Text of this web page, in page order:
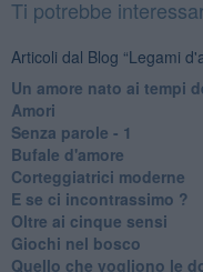
Ti potrebbe
Articoli dal Blog “Legami
Un amore nato ai tempi
Amori
Senza parole - 1
Bufale d'amore
Corteggiatrici moderne
E se ci incontrassimo ?
Oltre ai cinque sensi
Giochi nel bosco
Quello che vogliono le